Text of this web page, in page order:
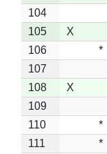
104
105
X
106
*
107
108
X
109
110
*
111
*